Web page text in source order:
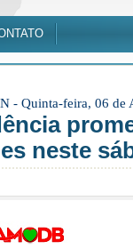
- Quinta-feira, 06 de
neste